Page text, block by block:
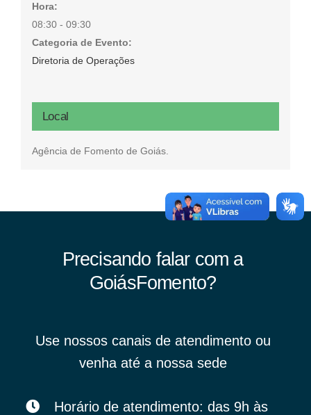
Hora:
08:30 - 09:30
Categoria de Evento:
Diretoria de Operações
Local
Agência de Fomento de Goiás.
Precisando falar com a
GoiásFomento?
Use nossos canais de atendimento ou
venha até a nossa sede
Horário de atendimento: das 9h às